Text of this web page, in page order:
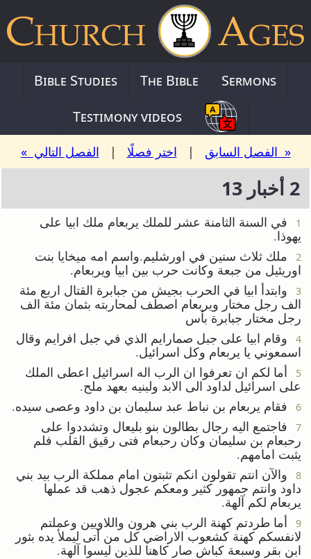
Bible Studies The Bible
Sermons
Testimony videos
« الفصل السابق | اختر فصلًا | الفصل التالي »
2 أخبار 13
1
في السنة الثامنة عشر للملك يربعام ملك ابيا على
يهوذا.
2
ملك ثلاث سنين في اورشليم.واسم امه ميخايا بنت
اوريئيل من جبعة وكانت حرب بين ابيا ويربعام.
3
وابتدأ ابيا في الحرب بجيش من جبابرة القتال اربع مئة
الف رجل مختار ويربعام اصطف لمحاربته بثمان مئة الف
رجل مختار جبابرة بأس
4
وقام ابيا على جبل صمارايم الذي في جبل افرايم وقال
اسمعوني يا يربعام وكل اسرائيل.
5
أما لكم ان تعرفوا ان الرب اله اسرائيل اعطى الملك
على اسرائيل لداود الى الابد ولبنيه بعهد ملح.
6 فقام يربعام بن نباط عبد سليمان بن داود وعصى سيده.
7
فاجتمع اليه رجال بطالون بنو بليعال وتشددوا على
رحبعام بن سليمان وكان رحبعام فتى رقيق القلب فلم
يثبت امامهم.
8
والآن انتم تقولون انكم تثبتون امام مملكة الرب بيد بني
داود وانتم جمهور كثير ومعكم عجول ذهب قد عملها
يربعام لكم آلهة.
9
أما طردتم كهنة الرب بني هرون واللاويين وعملتم
لانفسكم كهنة كشعوب الاراضي كل من أتى ليملأ يده بثور
ابن بقر وسبعة كباش صار كاهنا للذين ليسوا آلهة.